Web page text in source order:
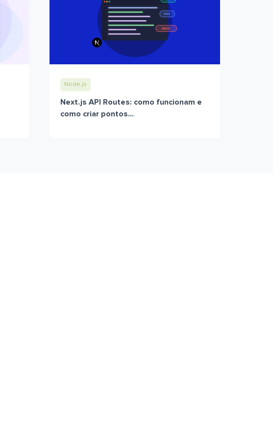
Node.js
Next.js API Routes: como funcionam e
como criar pontos...